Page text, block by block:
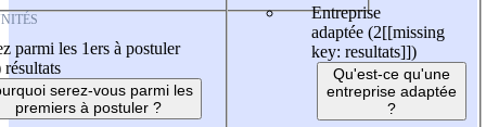
parmi les 1ers à postuler
résultats
serez-vous parmi les
premiers à postuler ?
Entreprise
adaptée (2[[missing
key: resultats]])
Qu'est-ce qu'une
entreprise adaptée
?